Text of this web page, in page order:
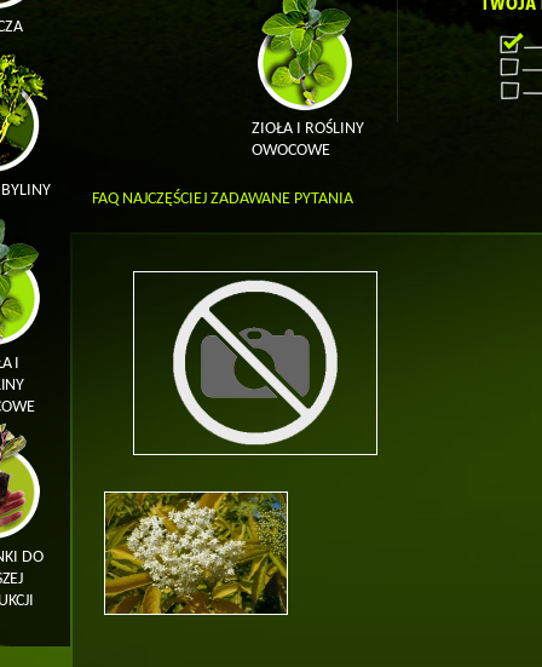
I
DO
ZIOŁA I ROŚLINY
OWOCOWE
FAQ NAJCZĘŚCIEJ ZADAWANE PYTANIA